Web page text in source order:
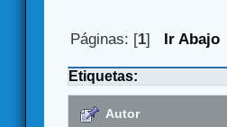
Páginas: [1] Ir Abajo
Etiquetas:
Autor